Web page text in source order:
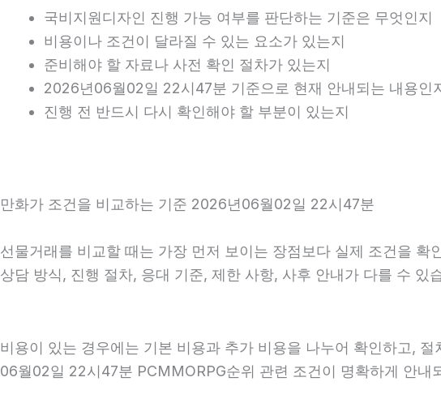
국비지원디자인 진행 가능 여부를 판단하는 기준은 무엇인지
비용이나 조건이 달라질 수 있는 요소가 있는지
준비해야 할 자료나 사전 확인 절차가 있는지
2026년06월02일 22시47분 기준으로 현재 안내되는 내용인
진행 전 반드시 다시 확인해야 할 부분이 있는지
만화가 조건을 비교하는 기준 2026년06월02일 22시47분
선물거래를 비교할 때는 가장 먼저 보이는 장점보다 실제 조건을
상담 방식, 진행 절차, 응대 기준, 제한 사항, 사후 안내가 다를 수
비용이 있는 경우에는 기본 비용과 추가 비용을 나누어 확인하고,
06월02일 22시47분 PCMMORPG순위 관련 조건이 명확하게 안